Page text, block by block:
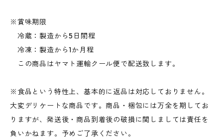
※賞味期限
冷蔵：製造から5日間程
冷凍：製造から1か月程
この商品はヤマト運輸クール便で配送致します。
※食品という特性上、基本的に返品は対応しておりません。
大変デリケートな商品です。商品・梱包には万全を期してお
りますが、発送後・商品到着後の破損に関しましては責任を
負いかねます。予めご了承ください。